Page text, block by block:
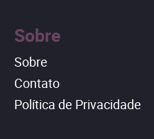
Sobre
Sobre
Contato
Política de Privacidade